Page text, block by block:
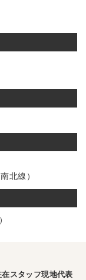
北線）
スタッフ現地代表